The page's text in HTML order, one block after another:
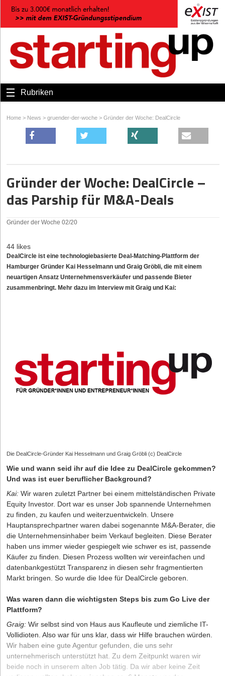
Rubriken
Home > News > gruender-der-woche > Gründer der Woche: DealCircle
Gründer der Woche: DealCircle –
das Parship für M&A-Deals
Gründer der Woche 02/20
44 likes
DealCircle ist eine technologiebasierte Deal-Matching-Plattform der
Hamburger Gründer Kai Hesselmann und Graig Gröbli, die mit einem
neuartigen Ansatz Unternehmensverkäufer und passende Bieter
zusammenbringt. Mehr dazu im Interview mit Graig und Kai:
Die DealCircle-Gründer Kai Hesselmann und Graig Gröbli (c) DealCircle
Wie und wann seid ihr auf die Idee zu DealCircle gekommen?
Und was ist euer beruflicher Background?
Kai: Wir waren zuletzt Partner bei einem mittelständischen Private
Equity Investor. Dort war es unser Job spannende Unternehmen
zu finden, zu kaufen und weiterzuentwickeln. Unsere
Hauptansprechpartner waren dabei sogenannte M&A-Berater, die
die Unternehmensinhaber beim Verkauf begleiten. Diese Berater
haben uns immer wieder gespiegelt wie schwer es ist, passende
Käufer zu finden. Diesen Prozess wollten wir vereinfachen und
datenbankgestützt Transparenz in diesen sehr fragmentierten
Markt bringen. So wurde die Idee für DealCircle geboren.
Was waren dann die wichtigsten Steps bis zum Go Live der
Plattform?
Graig: Wir selbst sind von Haus aus Kaufleute und ziemliche IT-
Vollidioten. Also war für uns klar, dass wir Hilfe brauchen würden.
Wir haben eine gute Agentur gefunden, die uns sehr
unternehmerisch unterstützt hat. Zu dem Zeitpunkt waren wir
beide noch in unserem alten Job tätig. Da wir aber keine Zeit